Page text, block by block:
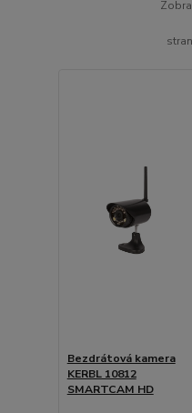
Bezdrátová kamera
KERBL 10812
SMARTCAM HD